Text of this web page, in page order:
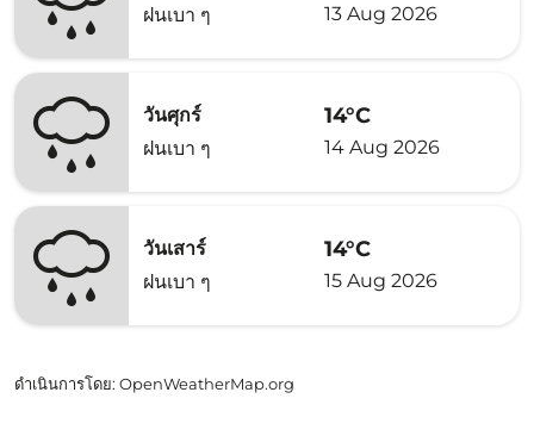
ฝนเบา ๆ
13 Aug 2026
วันศุกร์
ฝนเบา ๆ
14°C
14 Aug 2026
วันเสาร์
ฝนเบา ๆ
14°C
15 Aug 2026
ดำเนินการโดย: OpenWeatherMap.org